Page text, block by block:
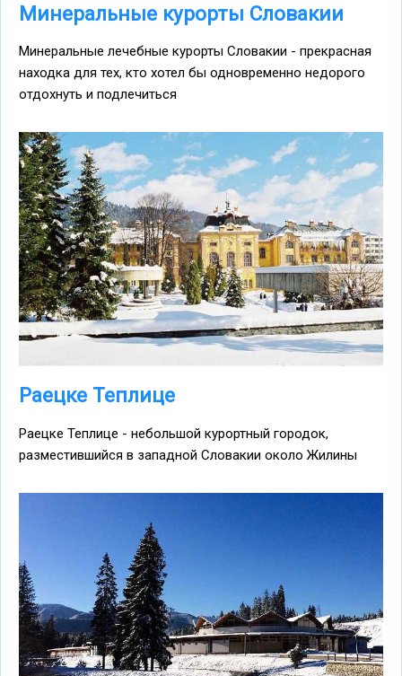
Минеральные курорты Словакии
Минеральные лечебные курорты Словакии - прекрасная
находка для тех, кто хотел бы одновременно недорого
отдохнуть и подлечиться
Раецке Теплице
Раецке Теплице - небольшой курортный городок,
разместившийся в западной Словакии около Жилины